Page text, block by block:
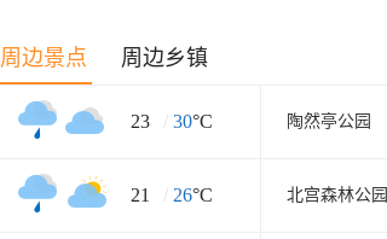
周边景点 周边乡镇
23 / 30°C 陶然亭公园
21 / 26°C 北宫森林公园